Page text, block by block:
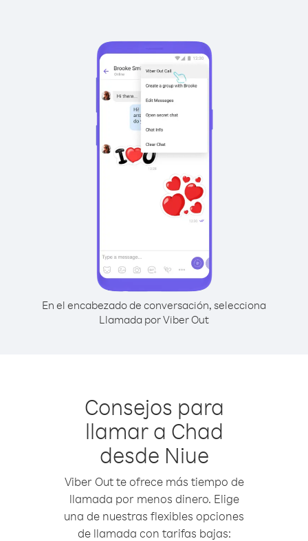
En el encabezado de conversación, selecciona
Llamada por Viber Out
Consejos para
llamar a Chad
desde Niue
Viber Out te ofrece más tiempo de
llamada por menos dinero. Elige
una de nuestras flexibles opciones
de llamada con tarifas bajas: